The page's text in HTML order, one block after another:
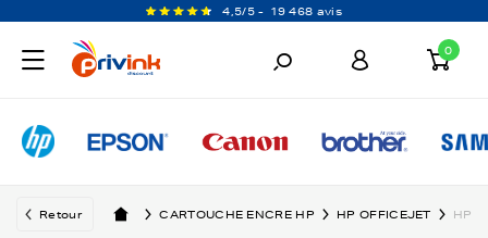
4,5/5 - 19 468 avis
0
Retour CARTOUCHE ENCRE HP HP OFFICEJET HP